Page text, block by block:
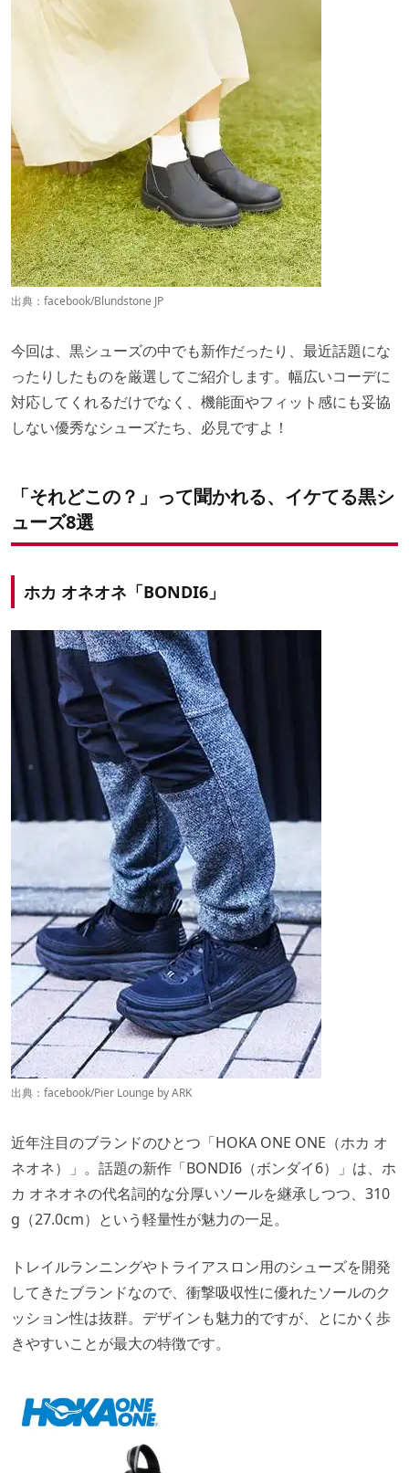
出典： facebook/Blundstone JP
今回は、黒シューズの中でも新作だったり、最近話題にな
ったりしたものを厳選してご紹介します。幅広いコーデに
対応してくれるだけでなく、機能面やフィット感にも妥協
しない優秀なシューズたち、必見ですよ！
「それどこの？」って聞かれる、イケてる黒シ
ューズ8選
ホカ オネオネ「BONDI6」
出典： facebook/Pier Lounge by ARK
近年注目のブランドのひとつ「HOKA ONE ONE（ホカ オ
ネオネ）」。話題の新作「BONDI6（ボンダイ6）」は、ホ
カ オネオネの代名詞的な分厚いソールを継承しつつ、310
g（27.0cm）という軽量性が魅力の一足。
トレイルランニングやトライアスロン用のシューズを開発
してきたブランドなので、衝撃吸収性に優れたソールのク
ッション性は抜群。デザインも魅力的ですが、とにかく歩
きやすいことが最大の特徴です。